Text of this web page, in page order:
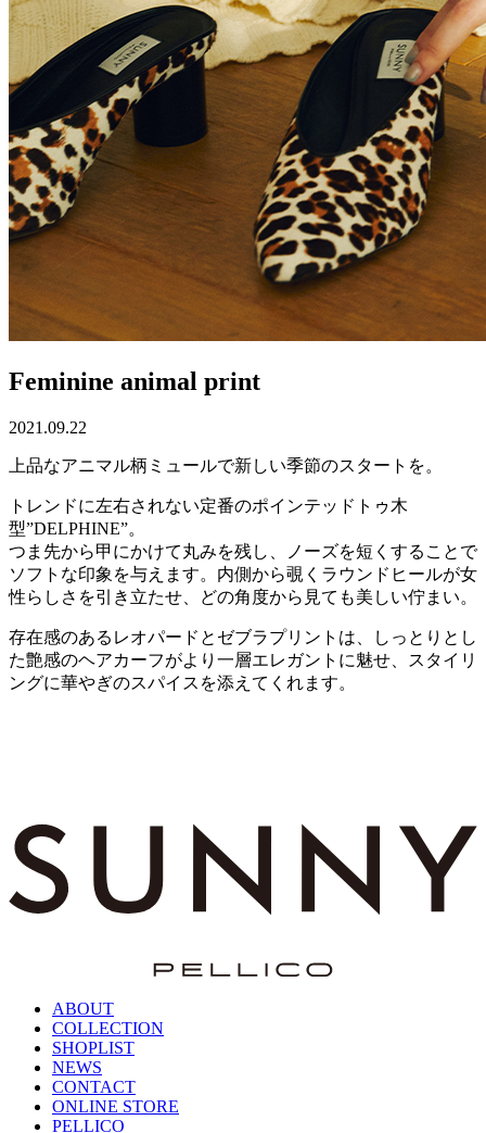
Feminine animal print
2021.09.22
上品なアニマル柄ミュールで新しい季節のスタートを。
トレンドに左右されない定番のポインテッドトゥ木
型”DELPHINE”。
つま先から甲にかけて丸みを残し、ノーズを短くすることで
ソフトな印象を与えます。内側から覗くラウンドヒールが女
性らしさを引き立たせ、どの角度から見ても美しい佇まい。
存在感のあるレオパードとゼブラプリントは、しっとりとし
た艶感のヘアカーフがより一層エレガントに魅せ、スタイリ
ングに華やぎのスパイスを添えてくれます。
ABOUT
COLLECTION
SHOPLIST
NEWS
CONTACT
ONLINE STORE
PELLICO